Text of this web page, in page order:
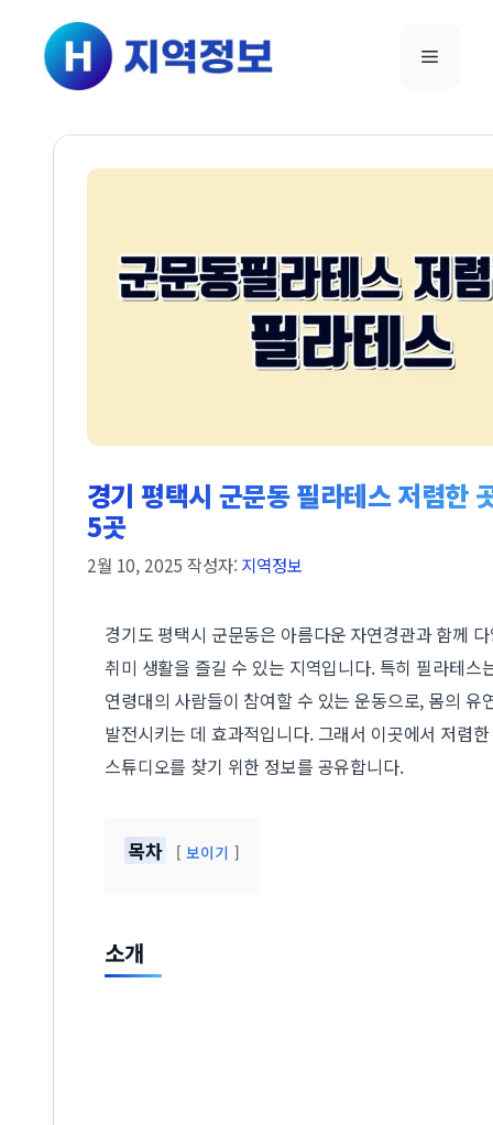
건너뛰기
메뉴
경기 평택시 군문동 필라테스 저렴한
5곳
2월 10, 2025 작성자: 지역정보
경기도 평택시 군문동은 아름다운 자연경관과 함께
취미 생활을 즐길 수 있는 지역입니다. 특히 필라테스
연령대의 사람들이 참여할 수 있는 운동으로, 몸의 유
발전시키는 데 효과적입니다. 그래서 이곳에서 저렴
스튜디오를 찾기 위한 정보를 공유합니다.
목차 보이기
소개